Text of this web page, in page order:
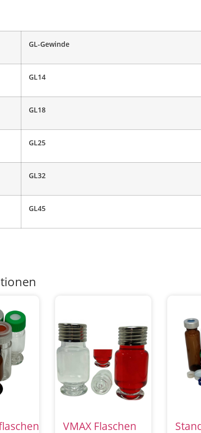
GL-Gewinde
GL14
GL18
GL25
GL32
GL45
VMAX Flaschen